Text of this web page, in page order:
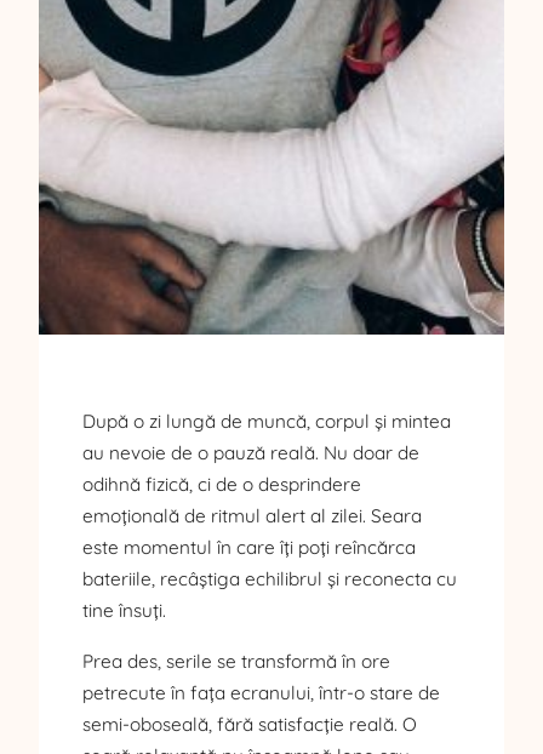
După o zi lungă de muncă, corpul și mintea
au nevoie de o pauză reală. Nu doar de
odihnă fizică, ci de o desprindere
emoțională de ritmul alert al zilei. Seara
este momentul în care îți poți reîncărca
bateriile, recâștiga echilibrul și reconecta cu
tine însuți.
Prea des, serile se transformă în ore
petrecute în fața ecranului, într-o stare de
semi-oboseală, fără satisfacție reală. O